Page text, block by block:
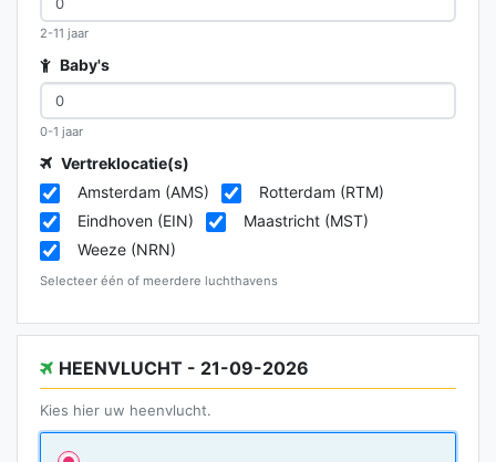
2-11 jaar
Baby's
0-1 jaar
Vertreklocatie(s)
Amsterdam (AMS)
Rotterdam (RTM)
Eindhoven (EIN)
Maastricht (MST)
Weeze (NRN)
Selecteer één of meerdere luchthavens
HEENVLUCHT - 21-09-2026
Kies hier uw heenvlucht.